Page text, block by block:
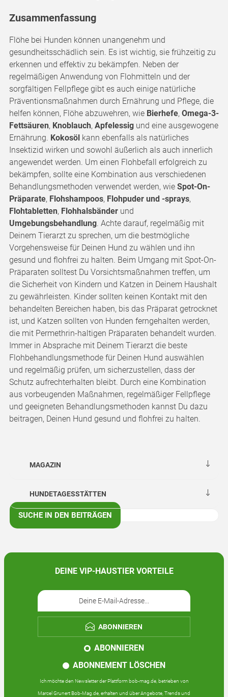
Zusammenfassung
Flöhe bei Hunden können unangenehm und
gesundheitsschädlich sein. Es ist wichtig, sie frühzeitig zu
erkennen und effektiv zu bekämpfen. Neben der
regelmäßigen Anwendung von Flohmitteln und der
sorgfältigen Fellpflege gibt es auch einige natürliche
Präventionsmaßnahmen durch Ernährung und Pflege, die
helfen können, Flöhe abzuwehren, wie Bierhefe, Omega-3-
Fettsäuren, Knoblauch, Apfelessig und eine ausgewogene
Ernährung. Kokosöl kann ebenfalls als natürliches
Insektizid wirken und sowohl äußerlich als auch innerlich
angewendet werden. Um einen Flohbefall erfolgreich zu
bekämpfen, sollte eine Kombination aus verschiedenen
Behandlungsmethoden verwendet werden, wie Spot-On-
Präparate, Flohshampoos, Flohpuder und -sprays,
Flohtabletten, Flohhalsbänder und
Umgebungsbehandlung. Achte darauf, regelmäßig mit
Deinem Tierarzt zu sprechen, um die bestmögliche
Vorgehensweise für Deinen Hund zu wählen und ihn
gesund und flohfrei zu halten. Beim Umgang mit Spot-On-
Präparaten solltest Du Vorsichtsmaßnahmen treffen, um
die Sicherheit von Kindern und Katzen in Deinem Haushalt
zu gewährleisten. Kinder sollten keinen Kontakt mit den
behandelten Bereichen haben, bis das Präparat getrocknet
ist, und Katzen sollten von Hunden ferngehalten werden,
die mit Permethrin-haltigen Präparaten behandelt wurden.
Immer in Absprache mit Deinem Tierarzt die beste
Flohbehandlungsmethode für Deinen Hund auswählen
und regelmäßig prüfen, um sicherzustellen, dass der
Schutz aufrechterhalten bleibt. Durch eine Kombination
aus vorbeugenden Maßnahmen, regelmäßiger Fellpflege
und geeigneten Behandlungsmethoden kannst Du dazu
beitragen, Deinen Hund gesund und flohfrei zu halten.
MAGAZIN
HUNDETAGESSTÄTTEN
SUCHE IN DEN BEITRÄGEN
DEINE VIP-HAUSTIER VORTEILE
ABONNIEREN
ABONNIEREN
ABONNEMENT LÖSCHEN
Ich möchte den Newsletter der Plattform bob-mag.de, betrieben von
Marcel Grunert Bob-Mag.de, erhalten und über Angebote, Trends und